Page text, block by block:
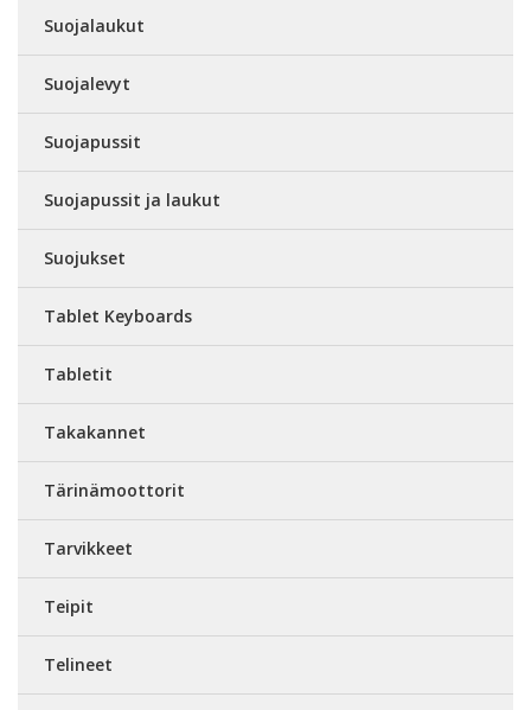
Suojalaukut
Suojalevyt
Suojapussit
Suojapussit ja laukut
Suojukset
Tablet Keyboards
Tabletit
Takakannet
Tärinämoottorit
Tarvikkeet
Teipit
Telineet